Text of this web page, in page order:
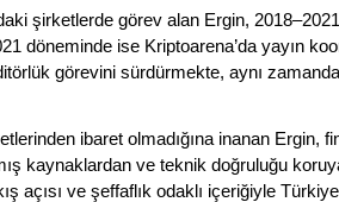
şirketlerde görev alan Ergin,
döneminde ise Kriptoarena’da yayın
görevini sürdürmekte, aynı
ibaret olmadığına inanan Ergin,
kaynaklardan ve teknik doğruluğu
açısı ve şeffaflık odaklı içeriğiyle